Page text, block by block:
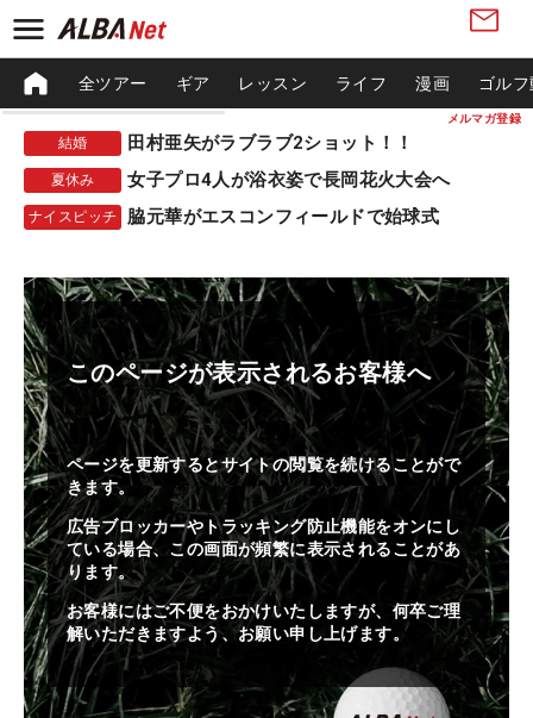
メルマガ登録
全ツアー ギア レッスン ライフ 漫画 ゴル
結婚 田村亜矢がラブラブ2ショット！！
夏休み 女子プロ4人が浴衣姿で長岡花火大会へ
ナイスピッチ 脇元華がエスコンフィールドで始球式
このページが表示されるお客様へ
ページを更新するとサイトの閲覧を続けることがで
きます。
広告ブロッカーやトラッキング防止機能をオンにし
ている場合、この画面が頻繁に表示されることがあ
ります。
お客様にはご不便をおかけいたしますが、何卒ご理
解いただきますよう、お願い申し上げます。